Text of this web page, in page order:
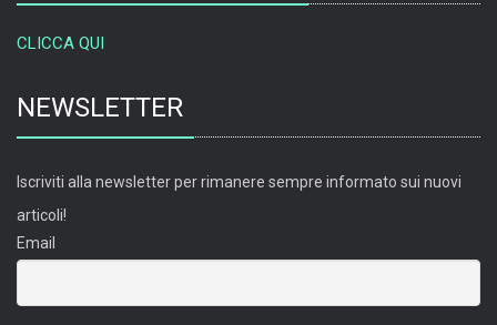
CLICCA QUI
NEWSLETTER
Iscriviti alla newsletter per rimanere sempre informato sui nuovi
articoli!
Email